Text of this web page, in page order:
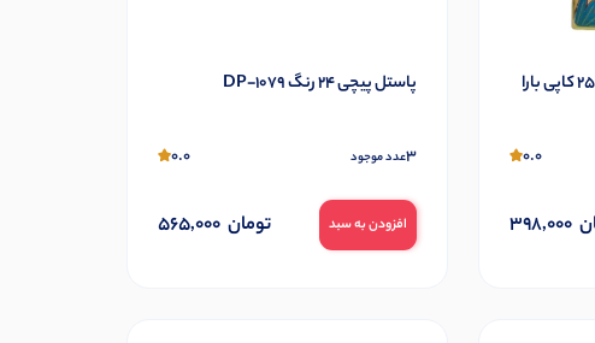
0.0
398,000
پاستل پیچی 24 رنگ DP-1079
3عدد موجود 0.0
افزودن به سبد 565,000 تومان